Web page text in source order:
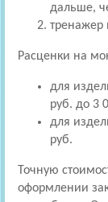
дальше,
тренажер
Расценки на
для
руб. до 3
для
руб.
Точную
оформлении